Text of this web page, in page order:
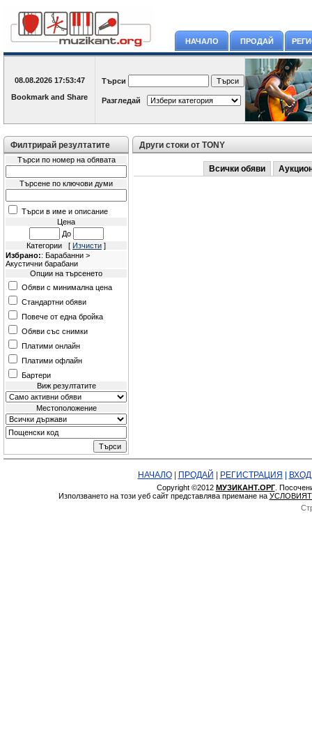
НАЧАЛО ПРОДАЙ
08.08.2026 17:53:47 Търси
Разгледай
Филтрирай резултатите
Търси по номер на обявата
Търсене по ключови думи
Търси в име и описание
Цена
До
Категории [ Изчисти ]
Избрано:: Барабанни >
Акустични барабани
Опции на търсенето
Обяви с минимална цена
Стандартни обяви
Повече от една бройка
Обяви със снимки
Платими онлайн
Платими офлайн
Бартери
Виж резултатите
Местоположение
Други стоки от TONY
Всички обяви
НАЧАЛО| ПРОДАЙ РЕГИСТРАЦИЯ ВХОД
Copyright ©2012 МУЗИКАНТ.ОРГ.
Използването на този уеб сайт представлява приемане на